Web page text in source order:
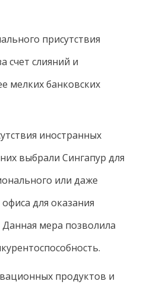
присутствия
счет слияний и
мелких банковских
иностранных
выбрали Сингапур для
или даже
для оказания
Данная мера позволила
продуктов и